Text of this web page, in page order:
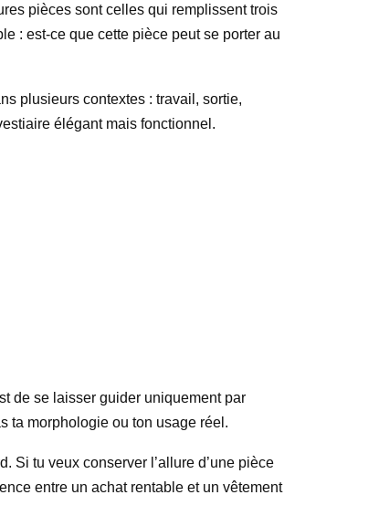
pièces sont celles qui remplissent trois
: est-ce que cette pièce peut se porter au
plusieurs contextes : travail, sortie,
élégant mais fonctionnel.
de se laisser guider uniquement par
ta morphologie ou ton usage réel.
Si tu veux conserver l’allure d’une pièce
entre un achat rentable et un vêtement